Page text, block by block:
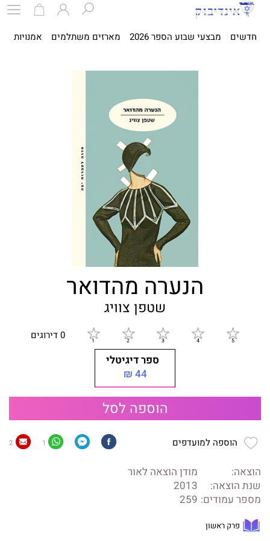
חדשים מבצעי שבוע הספר 2026 מארזים משתלמים אמנויות
הנערה מהדואר
שטפן צוויג
0 דירוגים
ספר דיגיטלי
44 ₪
הוספה לסל
הוספה למועדפים 1
2
הוצאה:
מודן הוצאה לאור
שנת הוצאה:
2013
מספר עמודים: 259
פרק ראשון